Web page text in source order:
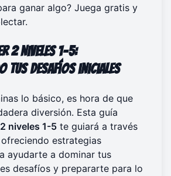
ganar algo? Juega gratis y
2 Niveles 1-5:
tus desafíos iniciales
lo básico, es hora de que
diversión. Esta guía
niveles 1-5 te guiará a través
estrategias
ayudarte a dominar tus
desafíos y prepararte para lo